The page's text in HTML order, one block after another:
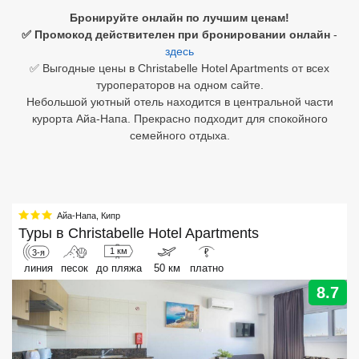
Бронируйте онлайн по лучшим ценам!
✅ Промокод действителен при бронировании онлайн -
здесь
✅ Выгодные цены в Christabelle Hotel Apartments от всех
туроператоров на одном сайте.
Небольшой уютный отель находится в центральной части
курорта Айа-Напа. Прекрасно подходит для спокойного
семейного отдыха.
Айа-Напа, Кипр
Туры в Christabelle Hotel Apartments
3-я
линия песок
1 км
до пляжа 50 км
₽
платно
8.7
Египет
Куба
Бали
Северный Гоа
Южный Гоа
Занзибар
Абхазия
Большой Сочи